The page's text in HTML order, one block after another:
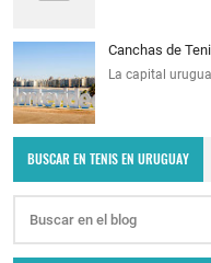
Canchas de
La capital
BUSCAR EN TENIS EN URUGUAY